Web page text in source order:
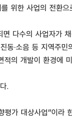
위한 사업의 전환
다수의 사업자가
동·소음 등 지역주
개발이 환경에 미
.
가 대상사업”이라